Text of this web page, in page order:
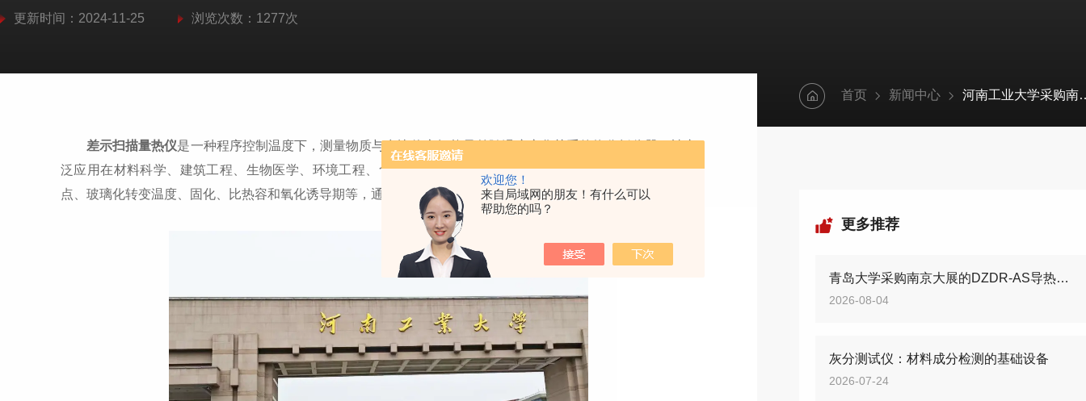
欢迎您！
来自局域网的朋友！有什么可以
帮助您的吗？
更新时间：2024-11-25 浏览次数：1277次
首页 新闻中心 河南工业大学采购南京大展的DZ-DSC300A差示扫描量热仪
更多推荐
青岛大学采购南京大展的DZDR-AS导热系数测试仪
2026-08-04
灰分测试仪：材料成分检测的基础设备
2026-07-24
差示扫描量热仪是一种程序控制温度下，测量物质与参比物之间能量差随温度变化关系的热分析仪器。被广
泛应用在材料科学、建筑工程、生物医学、环境工程、食品工业、化工和能源等领域，用于测量不同材料的熔
点、玻璃化转变温度、固化、比热容和氧化诱导期等，通过实际的测量数据对不同材料的性能进行研究。